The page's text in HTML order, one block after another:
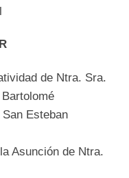
de Ntra. Sra.
Esteban
Asunción de Ntra.